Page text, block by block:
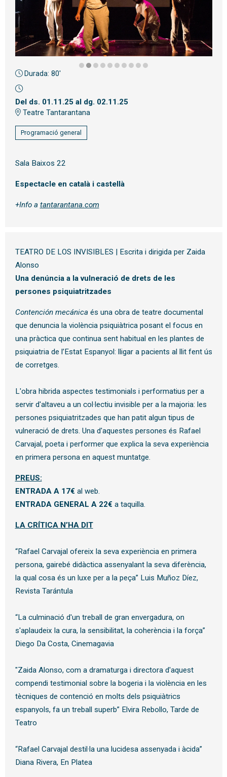
Diapositiva 2 de 10
Durada: 80'
Del ds. 01.11.25al dg. 02.11.25
Teatre Tantarantana
Programació general
Sala Baixos 22
Espectacle en català i castellà
+Info a tantarantana.com
TEATRO DE LOS INVISIBLES | Escrita i dirigida per Zaida
Alonso
Una denúncia a la vulneració de drets de les
persones psiquiatritzades
Contención mecánica és una obra de teatre documental
que denuncia la violència psiquiàtrica posant el focus en
una pràctica que continua sent habitual en les plantes de
psiquiatria de l’Estat Espanyol: lligar a pacients al llit fent ús
de corretges.
L'obra hibrida aspectes testimonials i performatius per a
servir d'altaveu a un col·lectiu invisible per a la majoria: les
persones psiquiatritzades que han patit algun tipus de
vulneració de drets. Una d'aquestes persones és Rafael
Carvajal, poeta i performer que explica la seva experiència
en primera persona en aquest muntatge.
PREUS:
ENTRADA A 17€ al web.
ENTRADA GENERAL A 22€ a taquilla.
LA CRÍTICA N’HA DIT
“Rafael Carvajal ofereix la seva experiència en primera
persona, gairebé didàctica assenyalant la seva diferència,
la qual cosa és un luxe per a la peça” Luis Muñoz Díez,
Revista Tarántula
“La culminació d'un treball de gran envergadura, on
s'aplaudeix la cura, la sensibilitat, la coherència i la força”
Diego Da Costa, Cinemagavia
"Zaida Alonso, com a dramaturga i directora d'aquest
compendi testimonial sobre la bogeria i la violència en les
tècniques de contenció en molts dels psiquiàtrics
espanyols, fa un treball superb” Elvira Rebollo, Tarde de
Teatro
“Rafael Carvajal destil·la una lucidesa assenyada i àcida”
Diana Rivera, En Platea